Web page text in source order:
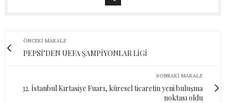
ÖNCEKI MAKALE
PEPSİ’DEN UEFA ŞAMPİYONLAR LİGİ
SONRAKI MAKALE
32. İstanbul Kırtasiye Fuarı, küresel ticaretin yeni buluşma
noktası oldu